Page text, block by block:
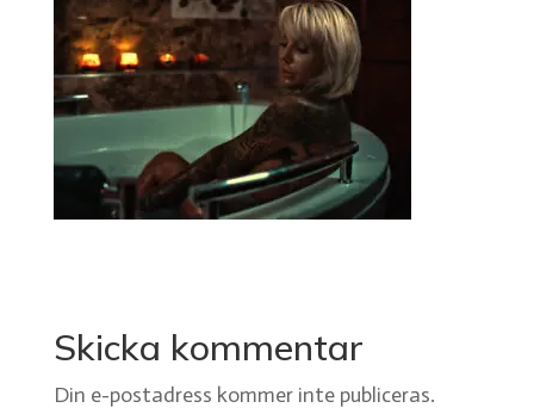
Skicka kommentar
Din e-postadress kommer inte publiceras.